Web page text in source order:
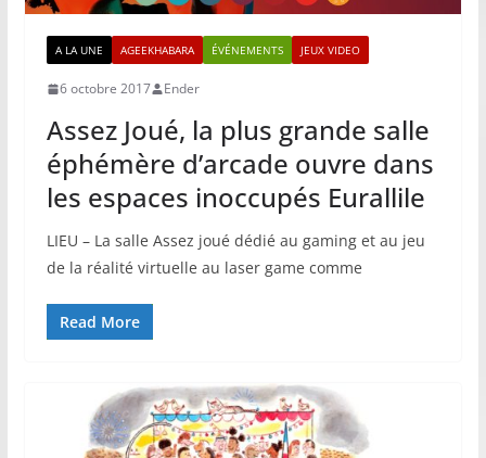
A LA UNE AGEEKHABARA ÉVÉNEMENTS JEUX VIDEO
6 octobre 2017 Ender
Assez Joué, la plus grande salle
éphémère d’arcade ouvre dans
les espaces inoccupés Eurallile
LIEU – La salle Assez joué dédié au gaming et au jeu
de la réalité virtuelle au laser game comme
Read More